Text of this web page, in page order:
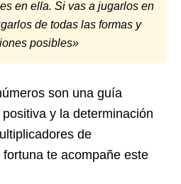
en ella. Si vas a jugarlos en
de todas las formas y
posibles»
son una guía
y la determinación
de
fortuna te acompañe este